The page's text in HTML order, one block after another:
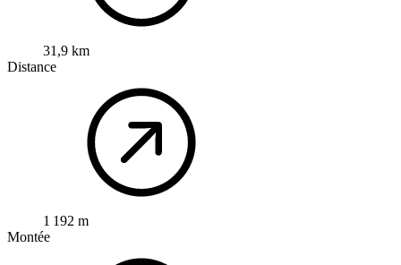
31,9 km
Distance
1 192 m
Montée